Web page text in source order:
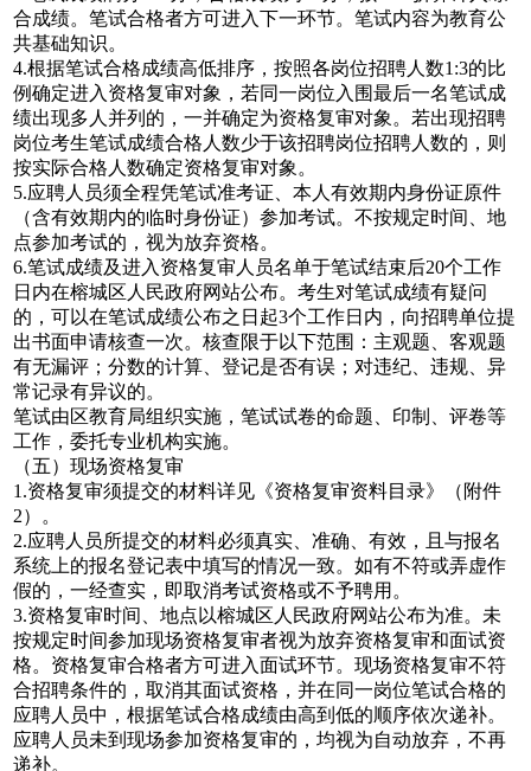
合成绩。笔试合格者方可进入下一环节。笔试内容为教育公
共基础知识。
4.根据笔试合格成绩高低排序，按照各岗位招聘人数1:3的比
例确定进入资格复审对象，若同一岗位入围最后一名笔试成
绩出现多人并列的，一并确定为资格复审对象。若出现招聘
岗位考生笔试成绩合格人数少于该招聘岗位招聘人数的，则
按实际合格人数确定资格复审对象。
5.应聘人员须全程凭笔试准考证、本人有效期内身份证原件
（含有效期内的临时身份证）参加考试。不按规定时间、地
点参加考试的，视为放弃资格。
6.笔试成绩及进入资格复审人员名单于笔试结束后20个工作
日内在榕城区人民政府网站公布。考生对笔试成绩有疑问
的，可以在笔试成绩公布之日起3个工作日内，向招聘单位提
出书面申请核查一次。核查限于以下范围：主观题、客观题
有无漏评；分数的计算、登记是否有误；对违纪、违规、异
常记录有异议的。
笔试由区教育局组织实施，笔试试卷的命题、印制、评卷等
工作，委托专业机构实施。
（五）现场资格复审
1.资格复审须提交的材料详见《资格复审资料目录》（附件
2）。
2.应聘人员所提交的材料必须真实、准确、有效，且与报名
系统上的报名登记表中填写的情况一致。如有不符或弄虚作
假的，一经查实，即取消考试资格或不予聘用。
3.资格复审时间、地点以榕城区人民政府网站公布为准。未
按规定时间参加现场资格复审者视为放弃资格复审和面试资
格。资格复审合格者方可进入面试环节。现场资格复审不符
合招聘条件的，取消其面试资格，并在同一岗位笔试合格的
应聘人员中，根据笔试合格成绩由高到低的顺序依次递补。
应聘人员未到现场参加资格复审的，均视为自动放弃，不再
递补。